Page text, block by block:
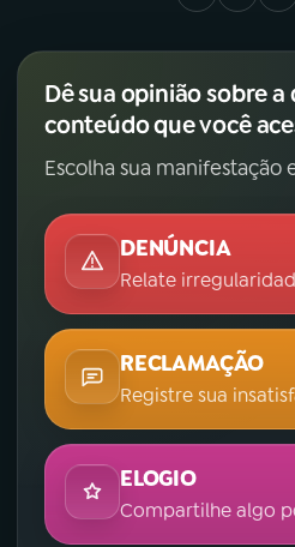
Dê sua opinião sobre
conteúdo que você
Escolha sua manifestação
DENÚNCIA
Relate
RECLAMAÇÃO
Registre sua
ELOGIO
Compartilhe algo